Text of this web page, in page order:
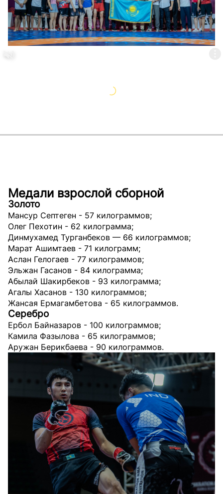
Медали взрослой сборной
Золото
Мансур Септеген - 57 килограммов;
Олег Пехотин - 62 килограмма;
Динмухамед Турганбеков — 66 килограммов;
Марат Ашимтаев - 71 килограмм;
Аслан Гелогаев - 77 килограммов;
Эльжан Гасанов - 84 килограмма;
Абылай Шакирбеков - 93 килограмма;
Агалы Хасанов - 130 килограммов;
Жансая Ермагамбетова - 65 килограммов.
Серебро
Ербол Байназаров - 100 килограммов;
Камила Фазылова - 65 килограммов;
Аружан Берикбаева - 90 килограммов.